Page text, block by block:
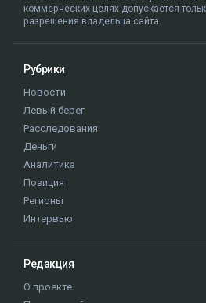
коммерческих целях допускается
разрешения владельца сайта.
Рубрики
Новости
Левый берег
Расследования
Деньги
Аналитика
Позиция
Регионы
Интервью
Редакция
О проекте